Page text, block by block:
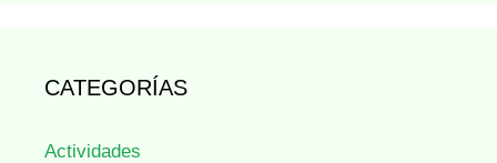
CATEGORÍAS
Actividades